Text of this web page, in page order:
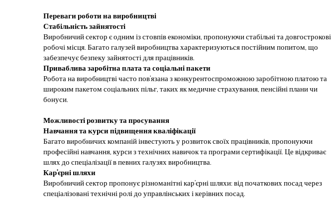
Переваги роботи на виробництві
Стабільність зайнятості
Виробничий сектор є одним із стовпів економіки, пропонуючи стабільні та довгострокові
робочі місця. Багато галузей виробництва характеризуються постійним попитом, що
забезпечує безпеку зайнятості для працівників.
Приваблива заробітна плата та соціальні пакети
Робота на виробництві часто пов’язана з конкурентоспроможною заробітною платою та
широким пакетом соціальних пільг, таких як медичне страхування, пенсійні плани чи
бонуси.
Можливості розвитку та просування
Навчання та курси підвищення кваліфікації
Багато виробничих компаній інвестують у розвиток своїх працівників, пропонуючи
професійні навчання, курси з технічних навичок та програми сертифікації. Це відкриває
шлях до спеціалізації в певних галузях виробництва.
Кар’єрні шляхи
Виробничий сектор пропонує різноманітні кар’єрні шляхи: від початкових посад через
спеціалізовані технічні ролі до управлінських і керівних посад.